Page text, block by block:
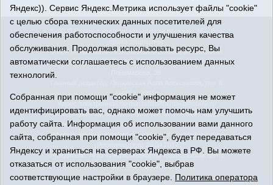
© 2026 Сетевое издание «Ишимская правда». 16+. Все
права защищены.
© При использовании материалов ссылка обязательна.
Адрес редакции: 627750 Тюменская область, г. Ишим, ул.
(34551) 23814
Адрес электронной почты:
IshimPravda-1@obl72.ru
Регистрационный номер СМИ Эл № ФС77-69445 выдано
Федеральной службой по надзору в сфере связи,
информационных технологий и массовых коммуникаций
Учредитель: АНО «Информационно-издательский центр
«Ишимская правда».
Политика оператора
Яндекс)). Сервис Яндекс.Метрика использует файлы "cookie"
с целью сбора технических данных посетителей для
обеспечения работоспособности и улучшения качества
обслуживания. Продолжая использовать ресурс, Вы
автоматически соглашаетесь с использованием данных
технологий.
Собранная при помощи "cookie" информация не может
идентифицировать вас, однако может помочь нам улучшить
работу сайта. Информация об использовании вами данного
сайта, собранная при помощи "cookie", будет передаваться
Яндексу и храниться на серверах Яндекса в РФ. Вы можете
отказаться от использования "cookie", выбрав
соответствующие настройки в браузере. Политика оператора